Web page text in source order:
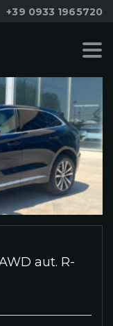
+39 0933 1965720
aut. R-